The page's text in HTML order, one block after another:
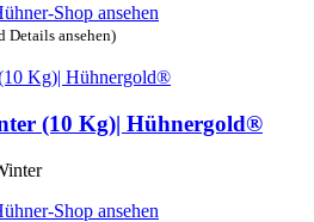
Shop ansehen
Details ansehen)
(10 Kg)| Hühnergold®
Shop ansehen